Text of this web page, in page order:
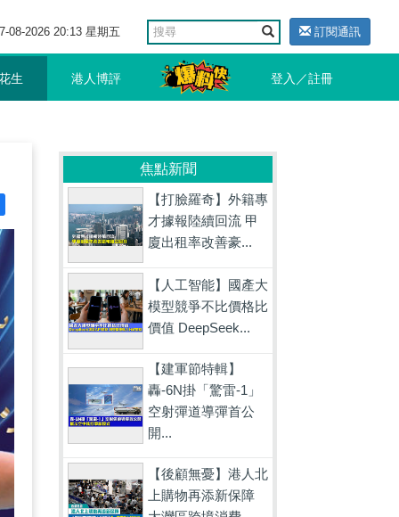
08-2026 20:13 星期五 訂閱通訊
生 港人博評 登入／註冊
焦點新聞
【打臉羅奇】外籍專
才據報陸續回流 甲
廈出租率改善豪...
【人工智能】國產大
模型競爭不比價格比
價值 DeepSeek...
【建軍節特輯】
轟-6N掛「驚雷-1」
空射彈道導彈首公
開...
【後顧無憂】港人北
上購物再添新保障